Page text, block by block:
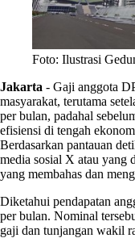
Foto: Ilustrasi
Jakarta - Gaji anggota
masyarakat, terutama
per bulan, padahal
efisiensi di tengah
Berdasarkan pantauan
media sosial X atau yang
yang membahas dan
Diketahui pendapatan
per bulan. Nominal
gaji dan tunjangan wakil